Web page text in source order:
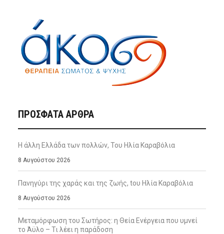
ΠΡΌΣΦΑΤΑ ΆΡΘΡΑ
Η άλλη Ελλάδα των πολλών, Του Ηλία Καραβόλια
8 Αυγούστου 2026
Πανηγύρι της χαράς και της ζωής, tου Ηλία Καραβόλια
8 Αυγούστου 2026
Μεταμόρφωση του Σωτήρος: η Θεία Ενέργεια που υμνεί
το Άϋλο – Τι λέει η παράδοση